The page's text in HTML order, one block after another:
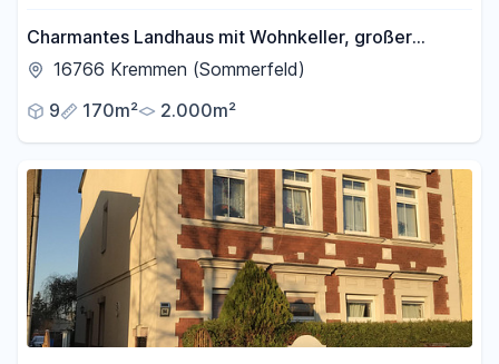
Charmantes Landhaus mit Wohnkeller, großer
Garten, Werkstatt, zwei Veranden, Hobby-Stall
16766 Kremmen (Sommerfeld)
9
170m² 2.000m²